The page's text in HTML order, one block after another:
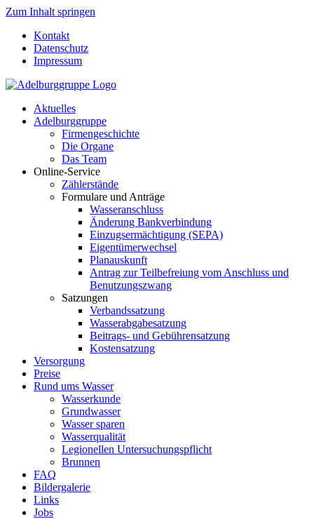
Zum Inhalt springen
Kontakt
Datenschutz
Impressum
Aktuelles
Adelburggruppe
Firmengeschichte
Die Organe
Das Team
Online-Service
Zählerstände
Formulare und Anträge
Wasseranschluss
Änderung Bankverbindung
Einzugsermächtigung (SEPA)
Eigentümerwechsel
Planauskunft
Antrag zur Teilbefreiung vom Anschluss und
Benutzungszwang
Satzungen
Verbandssatzung
Wasserabgabesatzung
Beitrags- und Gebührensatzung
Kostensatzung
Versorgung
Preise
Rund ums Wasser
Wasserkunde
Grundwasser
Wasser sparen
Wasserqualität
Legionellen Untersuchungspflicht
Brunnen
FAQ
Bildergalerie
Links
Jobs